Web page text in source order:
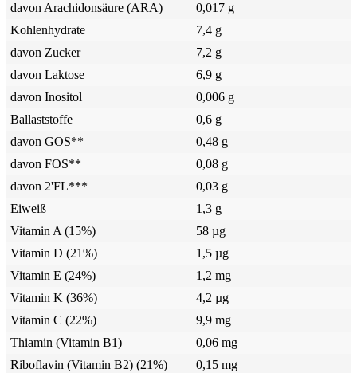
davon Arachidonsäure (ARA)
0,017 g
Kohlenhydrate
7,4 g
davon Zucker
7,2 g
davon Laktose
6,9 g
davon Inositol
0,006 g
Ballaststoffe
0,6 g
davon GOS**
0,48 g
davon FOS**
0,08 g
davon 2'FL***
0,03 g
Eiweiß
1,3 g
Vitamin A (15%)
58 µg
Vitamin D (21%)
1,5 µg
Vitamin E (24%)
1,2 mg
Vitamin K (36%)
4,2 µg
Vitamin C (22%)
9,9 mg
Thiamin (Vitamin B1)
0,06 mg
Riboflavin (Vitamin B2) (21%)
0,15 mg